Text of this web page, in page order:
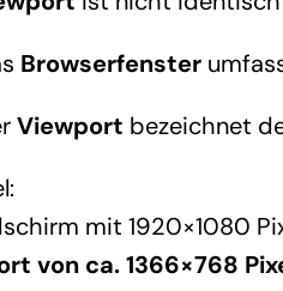
Browserfenster
Viewport bezeichnet
mit 1920×1080
von ca. 1366×768